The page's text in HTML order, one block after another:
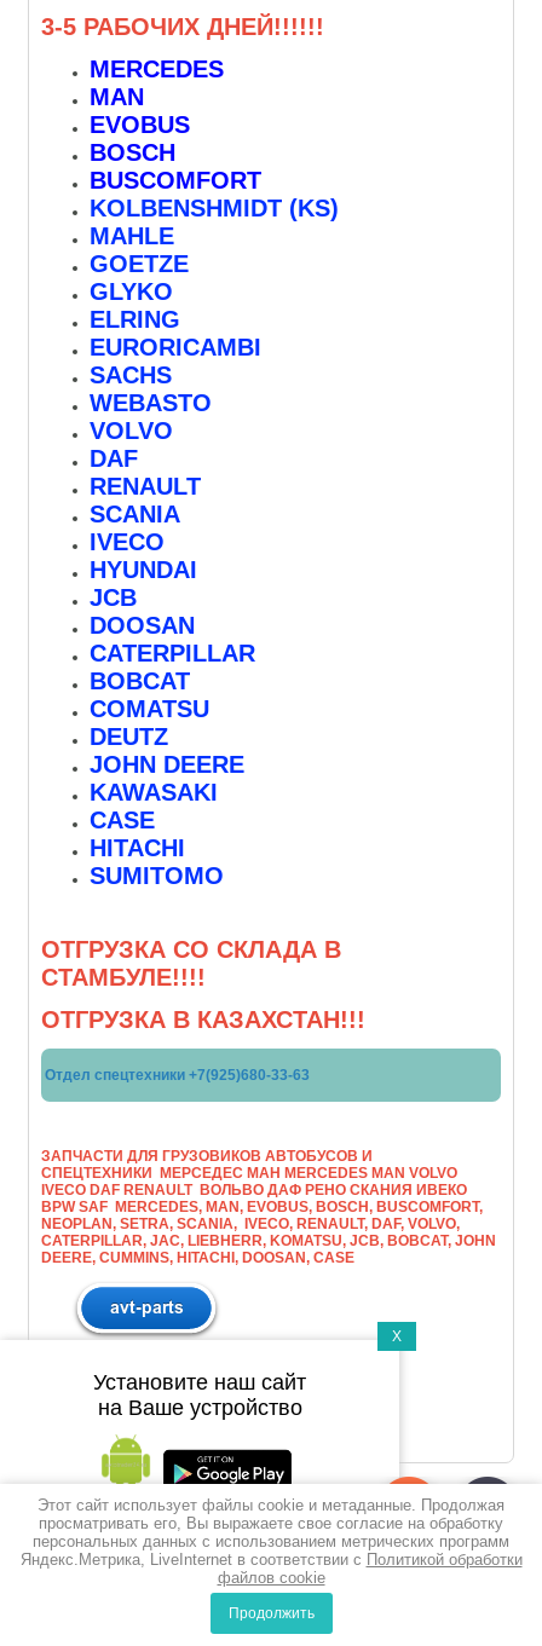
Корзина
0
3-5 РАБОЧИХ ДНЕЙ!!!!!!
MERCEDES
MAN
EVOBUS
BOSCH
BUSCOMFORT
KOLBENSHMIDT (KS)
MAHLE
GOETZE
GLYKO
ELRING
EURORICAMBI
SACHS
WEBASTO
VOLVO
DAF
RENAULT
SCANIA
IVECO
HYUNDAI
JCB
DOOSAN
CATERPILLAR
BOBCAT
COMATSU
DEUTZ
JOHN DEERE
KAWASAKI
CASE
HITACHI
SUMITOMO
ОТГРУЗКА СО СКЛАДА В
СТАМБУЛЕ!!!!
ОТГРУЗКА В КАЗАХСТАН!!!
Отдел спецтехники +7(925)680-33-63
ЗАПЧАСТИ ДЛЯ ГРУЗОВИКОВ АВТОБУСОВ И
СПЕЦТЕХНИКИ МЕРСЕДЕС МАН МERCEDES MAN VOLVO
IVECO DAF RENAULT ВОЛЬВО ДАФ РЕНО СКАНИЯ ИВЕКО
BPW SAF MERCEDES, MAN, EVOBUS, BOSCH, BUSCOMFORT,
NEOPLAN, SETRA, SCANIA, IVECO, RENAULT, DAF, VOLVO,
CATERPILLAR, JAC, LIEBHERR, KOMATSU, JCB, BOBCAT, JOHN
DEERE, CUMMINS, HITACHI, DOOSAN, CASE
Этот сайт использует файлы cookie и метаданные. Продолжая
просматривать его, Вы выражаете свое согласие на обработку
персональных данных с использованием метрических программ
Яндекс.Метрика, LiveInternet в соответствии с Политикой обработки
файлов cookie
Продолжить
X
Установите наш сайт
на Ваше устройство
Подпишитесь на рассылку
push-уведомлений
Подписаться